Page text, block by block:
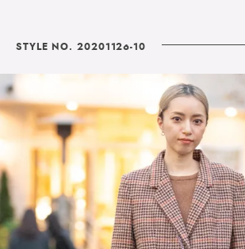
STYLE NO. 20201126-10